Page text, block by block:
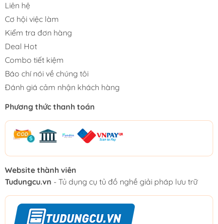
Liên hệ
Cơ hội việc làm
Kiểm tra đơn hàng
Deal Hot
Combo tiết kiệm
Báo chí nói về chúng tôi
Đánh giá cảm nhận khách hàng
Phương thức thanh toán
Website thành viên
Tudungcu.vn - Tủ dụng cụ tủ đồ nghề giải pháp lưu trữ